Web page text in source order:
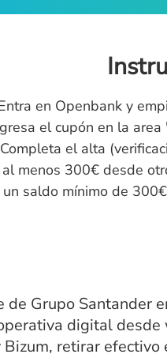
en Openbank y
el cupón en la area
el alta
menos 300€ desde
saldo mínimo de
Grupo Santander
digital
retirar efectivo